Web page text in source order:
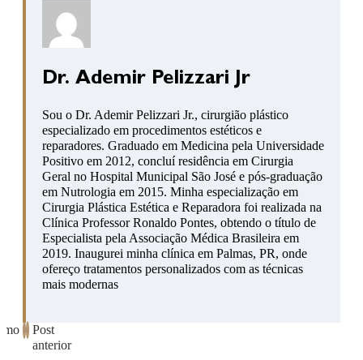
Dr. Ademir Pelizzari Jr
Sou o Dr. Ademir Pelizzari Jr., cirurgião plástico
especializado em procedimentos estéticos e
reparadores. Graduado em Medicina pela Universidade
Positivo em 2012, concluí residência em Cirurgia
Geral no Hospital Municipal São José e pós-graduação
em Nutrologia em 2015. Minha especialização em
Cirurgia Plástica Estética e Reparadora foi realizada na
Clínica Professor Ronaldo Pontes, obtendo o título de
Especialista pela Associação Médica Brasileira em
2019. Inaugurei minha clínica em Palmas, PR, onde
ofereço tratamentos personalizados com as técnicas
mais modernas
Post
anterior